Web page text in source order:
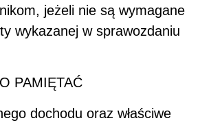
jeżeli nie są wymagane
wykazanej w sprawozdaniu
PAMIĘTAĆ
dochodu oraz właściwe